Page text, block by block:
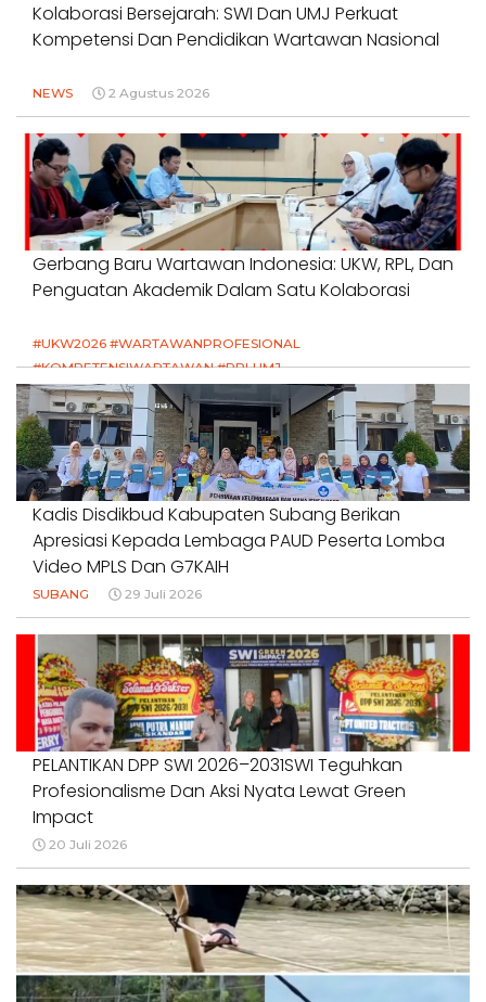
Kolaborasi Bersejarah: SWI Dan UMJ Perkuat
Kompetensi Dan Pendidikan Wartawan Nasional
NEWS 2 Agustus 2026
Gerbang Baru Wartawan Indonesia: UKW, RPL, Dan
Penguatan Akademik Dalam Satu Kolaborasi
#UKW2026 #WARTAWANPROFESIONAL
#KOMPETENSIWARTAWAN #RPLUMJ
#PENDIDIKANWARTAWAN #SWINASIONAL #SWIJABAR
1 Agustus 2026
Kadis Disdikbud Kabupaten Subang Berikan
Apresiasi Kepada Lembaga PAUD Peserta Lomba
Video MPLS Dan G7KAIH
SUBANG 29 Juli 2026
PELANTIKAN DPP SWI 2026–2031SWI Teguhkan
Profesionalisme Dan Aksi Nyata Lewat Green
Impact
20 Juli 2026